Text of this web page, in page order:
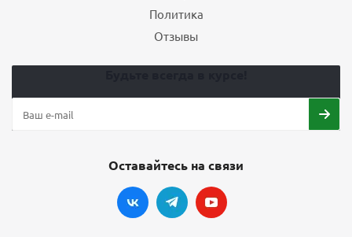
Политика
Отзывы
Оставайтесь на связи